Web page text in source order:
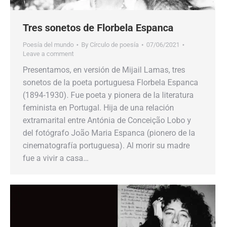
Tres sonetos de Florbela Espanca
Poesía del mundo By Círculo de poesía
07/06/2021
Leave a comment
Presentamos, en versión de Mijail Lamas, tres
sonetos de la poeta portuguesa Florbela Espanca
(1894-1930). Fue poeta y pionera de la literatura
feminista en Portugal. Hija de una relación
extramarital entre Antónia de Conceição Lobo y
del fotógrafo João Maria Espanca (pionero de la
cinematografía portuguesa). Al morir su madre
fue a vivir a casa…